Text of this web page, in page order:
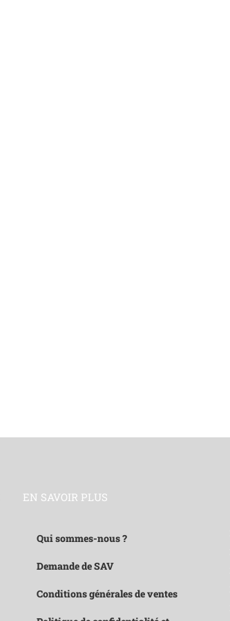
EN SAVOIR PLUS
Qui sommes-nous ?
Demande de SAV
Conditions générales de ventes